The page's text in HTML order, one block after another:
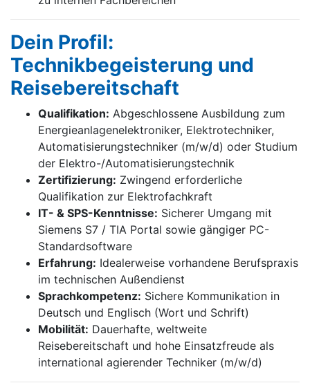
Dein Profil:
Technikbegeisterung und
Reisebereitschaft
Qualifikation: Abgeschlossene Ausbildung zum
Energieanlagenelektroniker, Elektrotechniker,
Automatisierungstechniker (m/w/d) oder Studium
der Elektro-/Automatisierungstechnik
Zertifizierung: Zwingend erforderliche
Qualifikation zur Elektrofachkraft
IT- & SPS-Kenntnisse: Sicherer Umgang mit
Siemens S7 / TIA Portal sowie gängiger PC-
Standardsoftware
Erfahrung: Idealerweise vorhandene Berufspraxis
im technischen Außendienst
Sprachkompetenz: Sichere Kommunikation in
Deutsch und Englisch (Wort und Schrift)
Mobilität: Dauerhafte, weltweite
Reisebereitschaft und hohe Einsatzfreude als
international agierender Techniker (m/w/d)